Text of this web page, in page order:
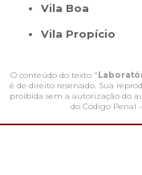
Vila Boa
Vila Propício
O conteúdo do texto "
é de direito reservado. Sua
proibida sem a autorização do
do Código Penal –